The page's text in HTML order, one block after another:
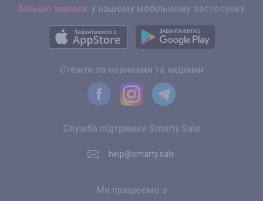
Більше знижок у нашому мобільному застосунку
Стежте за новинами та акціями
Служба підтримки Smarty.Sale
help@smarty.sale
Ми працюємо з